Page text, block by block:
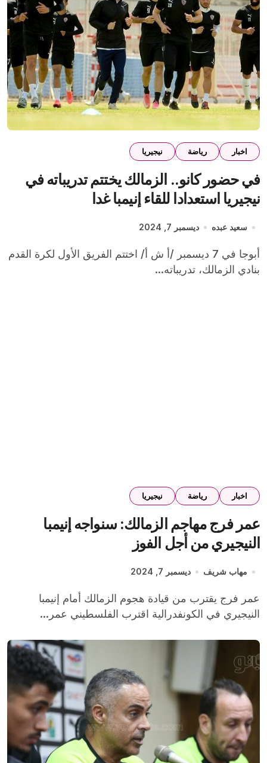
اخبار رياضة نيجيريا
في حضور كانو.. الزمالك يختتم تدريباته في
نيجيريا استعدادا للقاء إنيمبا غدا
سعيد عبده ديسمبر 7, 2024
أبوجا في 7 ديسمبر /أ ش أ/ اختتم الفريق الأول لكرة القدم
بنادي الزمالك، تدريباته...
اخبار رياضة نيجيريا
عمر فرج مهاجم الزمالك: سنواجه إنيمبا
النيجيري من أجل الفوز
مهاب شريف ديسمبر 7, 2024
عمر فرج يقترب من قيادة هجوم الزمالك أمام إنيمبا
النيجيري في الكونفدرالية اقترب الفلسطيني عمر...